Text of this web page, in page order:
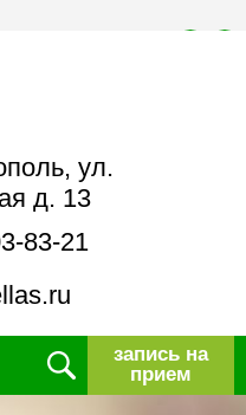
ул.
д. 13
83-21
запись на
прием